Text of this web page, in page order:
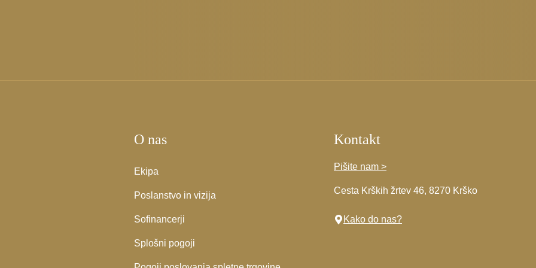
O nas
Ekipa
Poslanstvo in vizija
Sofinancerji
Splošni pogoji
Kontakt
Pišite nam >
Cesta Krških žrtev 46, 8270 Krško
Kako do nas?